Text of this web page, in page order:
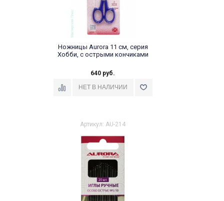
Ножницы Aurora 11 см, серия
Хобби, с острыми кончиками
640 руб.
Артикул: AU-214